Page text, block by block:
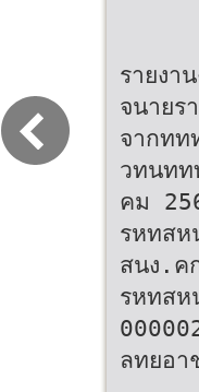
รายงา
จนาย
จากท
วทนท
คม
รหทสห
สนง.ค
รหทสห
ลทยอา